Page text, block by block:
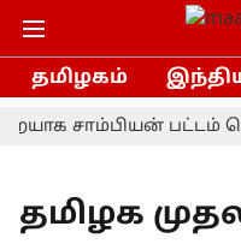
தமிழகம்
சாம்பியன் பட்டம்
தமிழக